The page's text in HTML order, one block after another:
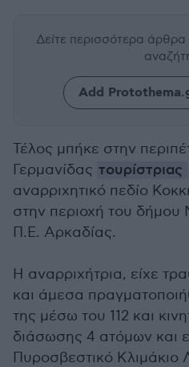
Δείτε περισσότερα
Add
Τέλος μπήκε στην
Γερμανίδας τουρίστριας
αναρριχητικό πεδίο
στην περιοχή του δήμου
Π.Ε. Αρκαδίας.
Η αναρριχήτρια, είχε
και άμεσα
της μέσω του 112 και
διάσωσης 4 ατόμων και
Πυροσβεστικό Κλιμάκιο